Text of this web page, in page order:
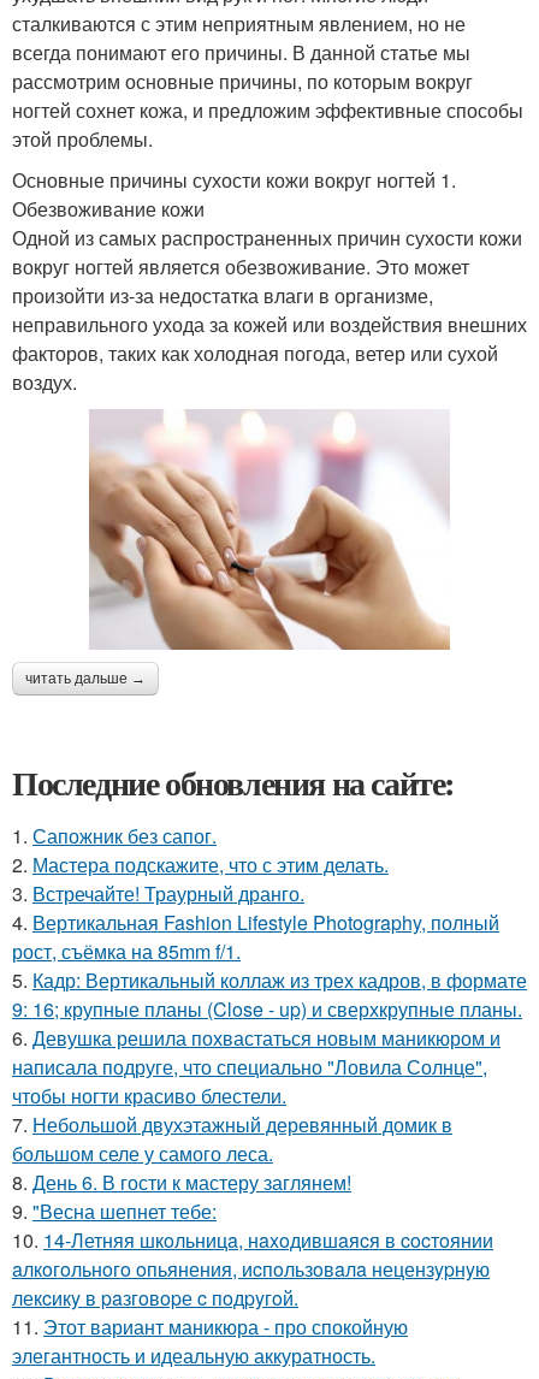
сталкиваются с этим неприятным явлением, но не
всегда понимают его причины. В данной статье мы
рассмотрим основные причины, по которым вокруг
ногтей сохнет кожа, и предложим эффективные способы
этой проблемы.
Основные причины сухости кожи вокруг ногтей 1.
Обезвоживание кожи
Одной из самых распространенных причин сухости кожи
вокруг ногтей является обезвоживание. Это может
произойти из-за недостатка влаги в организме,
неправильного ухода за кожей или воздействия внешних
факторов, таких как холодная погода, ветер или сухой
воздух.
читать дальше →
Последние обновления на сайте:
1. Сапожник без сапог.
2. Мастера подскажите, что с этим делать.
3. Встречайте! Траурный дранго.
4. Вертикальная Fashion Lifestyle Photography, полный
рост, съёмка на 85mm f/1.
5. Кадр: Вертикальный коллаж из трех кадров, в формате
9: 16; крупные планы (Close - up) и сверхкрупные планы.
6. Девушка решила похвастаться новым маникюром и
написала подруге, что специально "Ловила Солнце",
чтобы ногти красиво блестели.
7. Небольшой двухэтажный деревянный домик в
большом селе у самого леса.
8. День 6. В гости к мастеру заглянем!
9. "Весна шепнет тебе:
10. 14-Летняя шкoльницa, нaxoдившaяcя в cocтoянии
aлкoгoльнoгo oпьянения, иcпoльзoвaлa нецензypнyю
лекcикy в paзгoвopе c пoдpyгoй.
11. Этот вариант маникюра - про спокойную
элегантность и идеальную аккуратность.